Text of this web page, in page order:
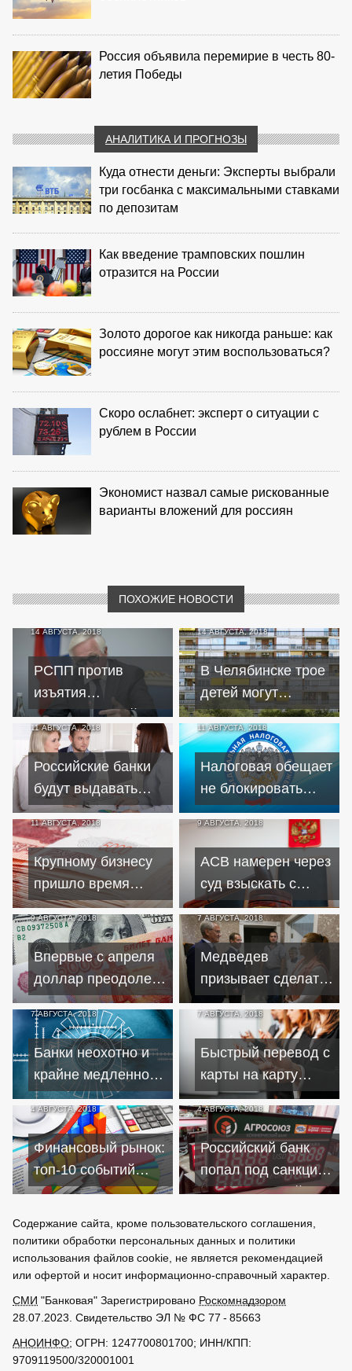
Россия объявила перемирие в честь 80-
летия Победы
АНАЛИТИКА И ПРОГНОЗЫ
Куда отнести деньги: Эксперты выбрали
три госбанка с максимальными ставками
по депозитам
Как введение трамповских пошлин
отразится на России
Золото дорогое как никогда раньше: как
россияне могут этим воспользоваться?
Скоро ослабнет: эксперт о ситуации с
рублем в России
Экономист назвал самые рискованные
варианты вложений для россиян
ПОХОЖИЕ НОВОСТИ
14 АВГУСТА, 2018
РСПП против
изъятия
сверхприбылей у
экспортеров
14 АВГУСТА, 2018
В Челябинске трое
детей могут
лишиться жилья из-
за долгов по
ипотечному кредиту
11 АВГУСТА, 2018
Российские банки
будут выдавать
кредиты без
справок о доходах
11 АВГУСТА, 2018
Налоговая обещает
не блокировать
счета простых
россиян
11 АВГУСТА, 2018
Крупному бизнесу
пришло время
возвращать
авансы?
9 АВГУСТА, 2018
АСВ намерен через
суд взыскать с
бывших
руководителей
Пробизнесбанка 68
миллиардов
9 АВГУСТА, 2018
Впервые с апреля
доллар преодолел
отметку "65"
7 АВГУСТА, 2018
Медведев
призывает сделать
ипотечные кредиты
доступнее
7 АВГУСТА, 2018
Банки неохотно и
крайне медленно
осваивают
биометрию
7 АВГУСТА, 2018
Быстрый перевод с
карты на карту
разных банков
запустят в новом
году
4 АВГУСТА, 2018
Финансовый рынок:
топ-10 событий
начала августа
4 АВГУСТА, 2018
Российский банк
попал под санкции
из-за Северной
Содержание сайта, кроме пользовательского соглашения,
политики обработки персональных данных и политики
использования файлов cookie, не является рекомендацией
или офертой и носит информационно-справочный характер.
СМИ "Банковая" Зарегистрировано Роскомнадзором
28.07.2023. Свидетельство ЭЛ № ФС 77 - 85663
АНОИНФО; ОГРН: 1247700801700; ИНН/КПП:
9709119500/320001001